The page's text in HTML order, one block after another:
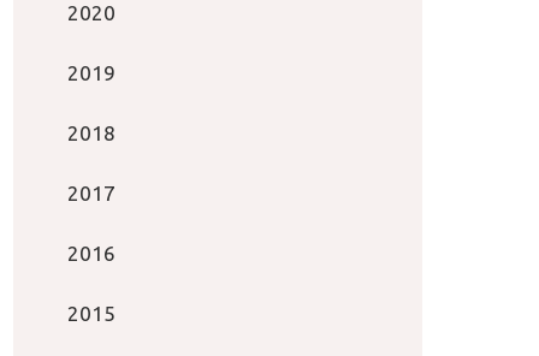
2020
2019
2018
2017
2016
2015